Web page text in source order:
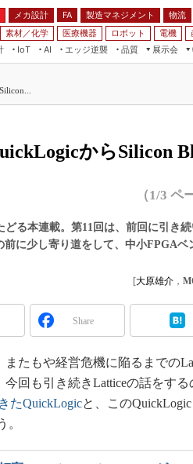
メカ設計 FA 製造マネジメント 物流
素材／化学 医療機器 ロボット 電機
IoT
AI
エッジ逆襲 品質
展示会
FRONTIER
テク展
日本ものづくりワールド
業オープンネット展
フィールドサービス
組み込みモデリング
3Dプリンタ
デジタルツインとCAE
S＆OP
イノベーション
モビリティ
からSilicon
（1/3 ペ
る本連載。第11回は、前回に引き
に少し寄り道をして、中小FPGAベ
[大原雄介 ，
Share
またもや経営危機に陥るまでの
今回も引き続きLatticeの話をする
たQuickLogicと、この
。